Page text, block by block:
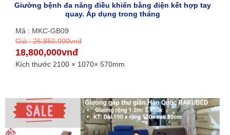
Giường bệnh đa năng điều khiển bằng điện kết hợp tay
quay. Áp dụng trong tháng
Mã : MKC-GB09
Giá : 26,850,000vnđ
18,800,000vnđ
Kích thước 2100 × 1070× 570mm